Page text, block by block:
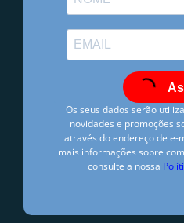
Os seus dados serão
novidades e promoções
através do endereço de e-
mais informações sobre
consulte a nossa